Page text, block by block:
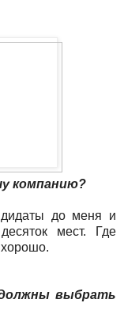
компанию?
до меня и
мест. Где
выбрать